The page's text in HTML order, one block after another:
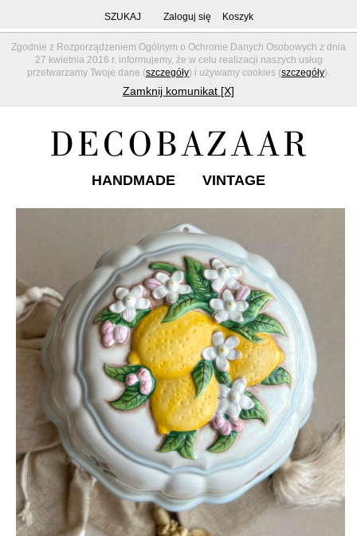
Zgodnie z Rozporządzeniem Ogólnym o Ochronie Danych Osobowych z dnia
27 kwietnia 2016 r. informujemy, że w celu realizacji naszych usług
przetwarzamy Twoje dane (szczegóły) i używamy cookies (szczegóły).
Zamknij komunikat [X]
SZUKAJ Zaloguj się Koszyk
HANDMADE VINTAGE